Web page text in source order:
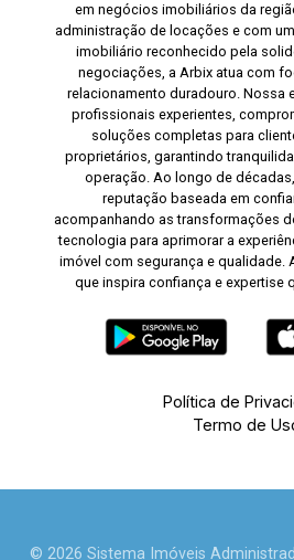
em negócios imobiliários da
administração de locações e com
imobiliário reconhecido pela
negociações, a Arbix atua com
relacionamento duradouro. Nossa
profissionais experientes,
soluções completas para
proprietários, garantindo
operação. Ao longo de
reputação baseada em
acompanhando as transformações
tecnologia para aprimorar a
imóvel com segurança e qualidade.
que inspira confiança e expertise
Política de
Termo de
© 2026 Sistema Imóveis